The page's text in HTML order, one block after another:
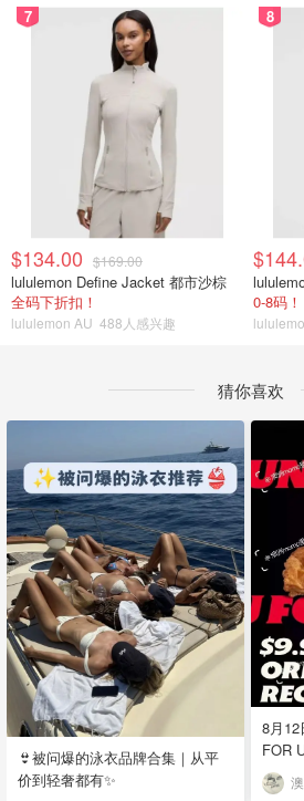
7
$134.00 $169.00
lululemon Define Jacket 都市沙棕
全码下折扣！
lululemon AU 488人感兴趣
8
0-8码！
猜你喜欢
👙被问爆的泳衣品牌合集｜从平
价到轻奢都有✨
8月
FOR